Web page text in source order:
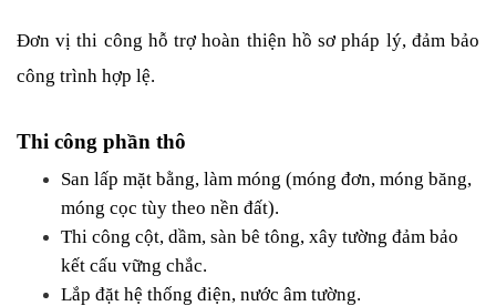
Đơn vị thi công hỗ trợ hoàn thiện hồ sơ pháp lý, đảm bảo
công trình hợp lệ.
Thi công phần thô
San lấp mặt bằng, làm móng (móng đơn, móng băng,
móng cọc tùy theo nền đất).
Thi công cột, dầm, sàn bê tông, xây tường đảm bảo
kết cấu vững chắc.
Lắp đặt hệ thống điện, nước âm tường.